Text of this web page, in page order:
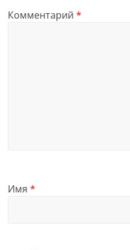
Комментарий*
Имя*